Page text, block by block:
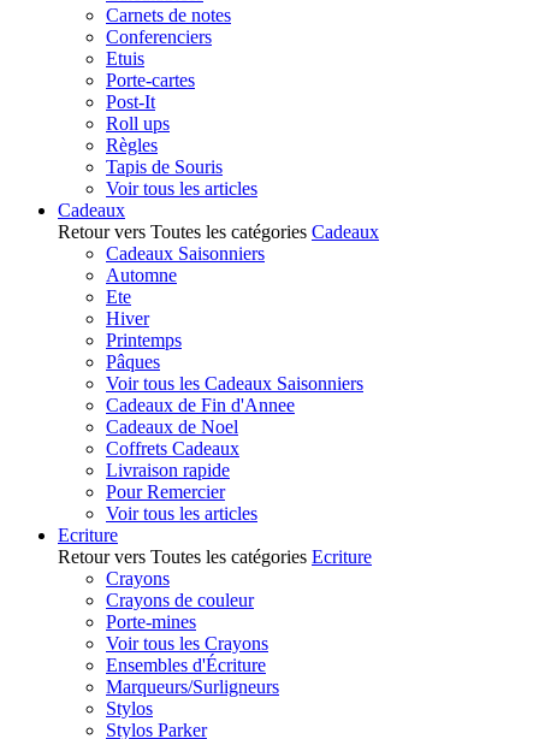
Carnets de notes
Conferenciers
Etuis
Porte-cartes
Post-It
Roll ups
Règles
Tapis de Souris
Voir tous les articles
Cadeaux
Retour vers Toutes les catégories Cadeaux
Cadeaux Saisonniers
Automne
Ete
Hiver
Printemps
Pâques
Voir tous les Cadeaux Saisonniers
Cadeaux de Fin d'Annee
Cadeaux de Noel
Coffrets Cadeaux
Livraison rapide
Pour Remercier
Voir tous les articles
Ecriture
Retour vers Toutes les catégories Ecriture
Crayons
Crayons de couleur
Porte-mines
Voir tous les Crayons
Ensembles d'Écriture
Marqueurs/Surligneurs
Stylos
Stylos Parker